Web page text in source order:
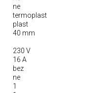
ne
termoplast
plast
40 mm
230 V
16 A
bez
ne
1